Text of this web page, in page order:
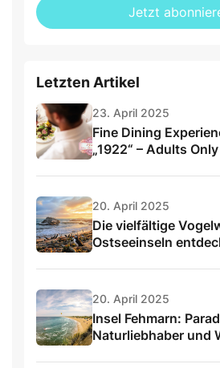
Jetzt
Letzten Artikel
23. April 2025
Fine Dining
„1922“ – Adults Only
20. April 2025
Die vielfältige
Ostseeinseln
20. April 2025
Insel Fehmarn:
Naturliebhaber und